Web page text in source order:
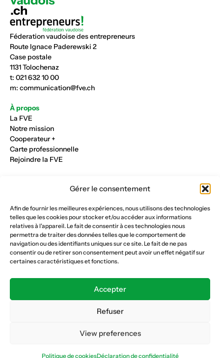
Gérer le consentement
Afin de fournir les meilleures expériences, nous utilisons des technologies
telles que les cookies pour stocker et/ou accéder aux informations
relatives à l'appareil. Le fait de consentir à ces technologies nous
permettra de traiter des données telles que le comportement de
navigation ou des identifiants uniques sur ce site. Le fait de ne pas
consentir ou de retirer son consentement peut avoir un effet négatif sur
certaines caractéristiques et fonctions.
Accepter
Refuser
View preferences
Politique de cookiesDéclaration de confidentialité
Féderation vaudoise des entrepreneurs
Route Ignace Paderewski 2
Case postale
1131 Tolochenaz
t: 021 632 10 00
m: communication@fve.ch
À propos
La FVE
Notre mission
Cooperateur +
Carte professionnelle
Rejoindre la FVE
Maçonnerie et génie civil
Parqueterie et sols
Menuiserie et bois
Plâtrerie et peinture
Nous suivre
Formation continue
Caisse AVS 66.1